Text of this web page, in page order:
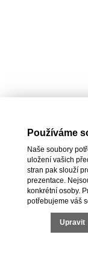
Používáme
Naše soubory
uložení vašich
stran pak slouží
prezentace.
konkrétní osoby.
potřebujeme váš
Upravit